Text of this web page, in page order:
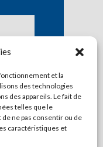
et la
des technologies
des appareils. Le fait de
telles que le
ne pas consentir ou de
caractéristiques et